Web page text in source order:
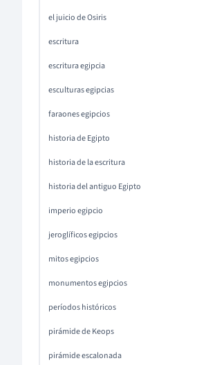
el juicio de Osiris
escritura
escritura egipcia
esculturas egipcias
faraones egipcios
historia de Egipto
historia de la escritura
historia del antiguo Egipto
imperio egipcio
jeroglíficos egipcios
mitos egipcios
monumentos egipcios
períodos históricos
pirámide de Keops
pirámide escalonada